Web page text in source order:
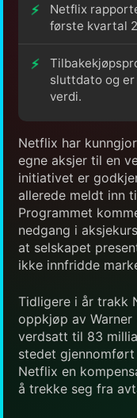
Netflix
første kvartal
sluttdato og
verdi.
Netflix har
egne aksjer til en
initiativet er
allerede meldt inn
Programmet
nedgang i
at selskapet
ikke innfridde
Tidligere i år trakk
oppkjøp av Warner
verdsatt til 83
stedet
Netflix en
å trekke seg fra